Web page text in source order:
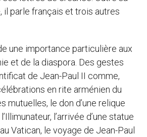
il parle français et trois autres
une importance particulière aux
et de la diaspora. Des gestes
de Jean-Paul II comme,
en rite arménien du
mutuelles, le don d’une relique
l’arrivée d’une statue
Vatican, le voyage de Jean-Paul